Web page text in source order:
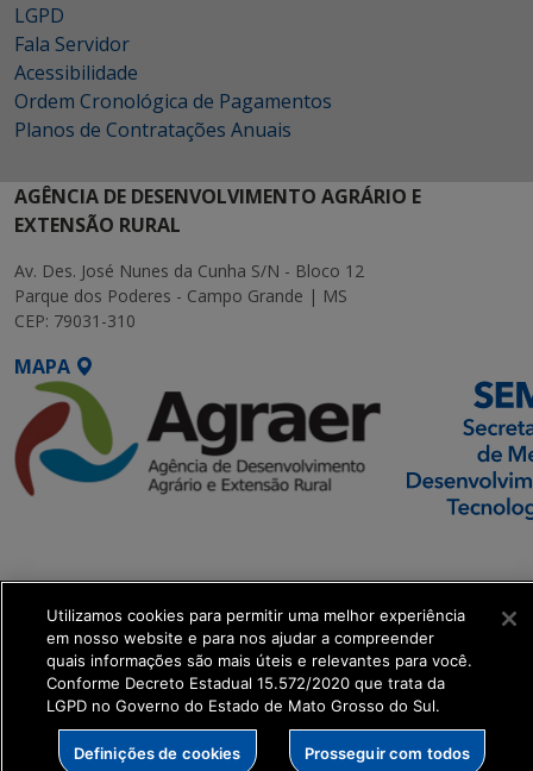
LGPD
Fala Servidor
Acessibilidade
Ordem Cronológica de Pagamentos
Planos de Contratações Anuais
AGÊNCIA DE DESENVOLVIMENTO AGRÁRIO E
EXTENSÃO RURAL
Av. Des. José Nunes da Cunha S/N - Bloco 12
Parque dos Poderes - Campo Grande | MS
CEP: 79031-310
MAPA
Executiva de
Transformação Digital
get_footer();
Utilizamos cookies para permitir uma melhor experiência
em nosso website e para nos ajudar a compreender
quais informações são mais úteis e relevantes para você.
Conforme Decreto Estadual 15.572/2020 que trata da
LGPD no Governo do Estado de Mato Grosso do Sul.
Definições de cookies Prosseguir com todos